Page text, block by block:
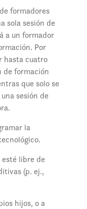
formadores
sola sesión de
a un formador
Por
hasta cuatro
de formación
que solo se
sesión de
la
esté libre de
(p. ej.,
hijos, o a